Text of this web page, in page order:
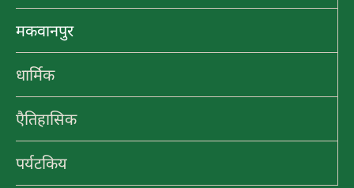
मकवानपुर
धार्मिक
एैतिहासिक
पर्यटकिय